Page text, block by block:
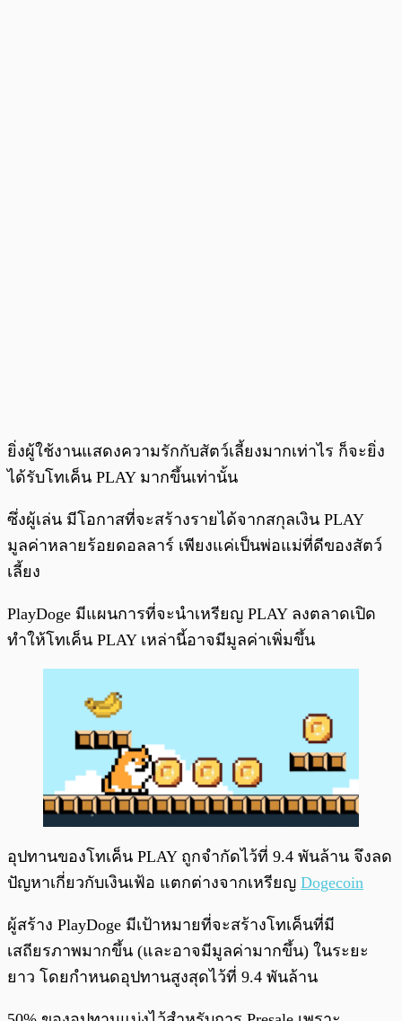
ยิ่งผู้ใช้งานแสดงความรักกับสัตว์เลี้ยงมากเท่าไร ก็จะยิ่ง
ได้รับโทเค็น PLAY มากขึ้นเท่านั้น
ซึ่งผู้เล่น มีโอกาสที่จะสร้างรายได้จากสกุลเงิน PLAY
มูลค่าหลายร้อยดอลลาร์ เพียงแค่เป็นพ่อแม่ที่ดีของสัตว์
เลี้ยง
PlayDoge มีแผนการที่จะนำเหรียญ PLAY ลงตลาดเปิด
ทำให้โทเค็น PLAY เหล่านี้อาจมีมูลค่าเพิ่มขึ้น
อุปทานของโทเค็น PLAY ถูกจำกัดไว้ที่ 9.4 พันล้าน จึงลด
ปัญหาเกี่ยวกับเงินเฟ้อ แตกต่างจากเหรียญ Dogecoin
ผู้สร้าง PlayDoge มีเป้าหมายที่จะสร้างโทเค็นที่มี
เสถียรภาพมากขึ้น (และอาจมีมูลค่ามากขึ้น) ในระยะ
ยาว โดยกำหนดอุปทานสูงสุดไว้ที่ 9.4 พันล้าน